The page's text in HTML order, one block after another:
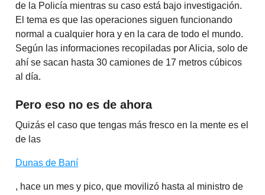
de la Policía mientras su caso está bajo investigación.
El tema es que las operaciones siguen funcionando
normal a cualquier hora y en la cara de todo el mundo.
Según las informaciones recopiladas por Alicia, solo de
ahí se sacan hasta 30 camiones de 17 metros cúbicos
al día.
Pero eso no es de ahora
Quizás el caso que tengas más fresco en la mente es el
de las
Dunas de Baní
, hace un mes y pico, que movilizó hasta al ministro de